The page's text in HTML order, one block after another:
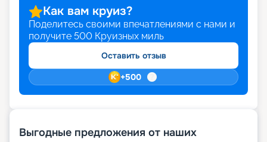
Как вам круиз?
Поделитесь своими впечатлениями с нами и
получите 500 Круизных миль
Оставить отзыв
+500
Выгодные предложения от наших